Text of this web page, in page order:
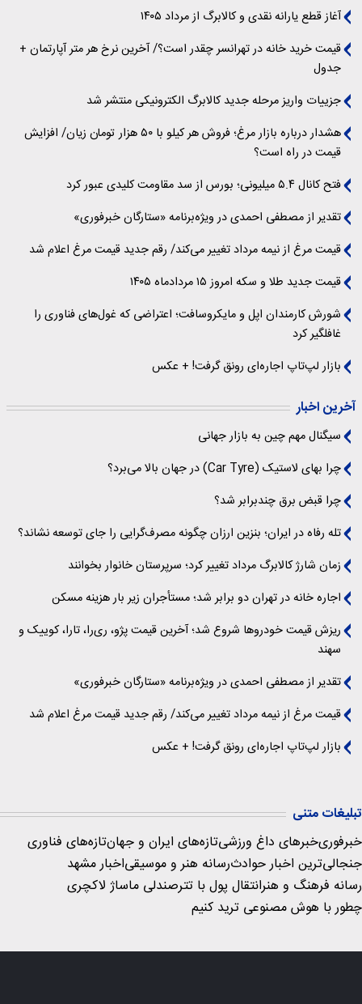
آغاز قطع یارانه نقدی و کالابرگ از مرداد ۱۴۰۵
قیمت خرید خانه در تهرانسر چقدر است؟/ آخرین نرخ هر متر آپارتمان +
جدول
جزییات واریز مرحله جدید کالابرگ الکترونیکی منتشر شد
هشدار درباره بازار مرغ؛ فروش هر کیلو با ۵۰ هزار تومان زیان/ افزایش
قیمت در راه است؟
فتح کانال ۵.۴ میلیونی؛ بورس از سد مقاومت کلیدی عبور کرد
تقدیر از مصطفی احمدی در ویژه‌برنامه «ستارگان خبرفوری»
قیمت مرغ از نیمه مرداد تغییر می‌کند/ رقم جدید قیمت مرغ اعلام شد
قیمت جدید طلا و سکه امروز ۱۵ مردادماه ۱۴۰۵
شورش کارمندان اپل و مایکروسافت؛ اعتراضی که غول‌های فناوری را
غافلگیر کرد
بازار لپ‌تاپ اجاره‌ای رونق گرفت! + عکس
آخرین اخبار
سیگنال‌ مهم چین به بازار جهانی
چرا بهای لاستیک (Car Tyre) در جهان بالا می‌برد؟
چرا قبض برق چندبرابر شد؟
تله رفاه در ایران؛ بنزین ارزان چگونه مصرف‌گرایی را جای توسعه نشاند؟
زمان شارژ کالابرگ مرداد تغییر کرد؛ سرپرستان خانوار بخوانند
اجاره خانه در تهران دو برابر شد؛ مستأجران زیر بار هزینه مسکن
ریزش قیمت خودروها شروع شد؛ آخرین قیمت پژو، ری‌را، تارا، کوییک و
سهند
تقدیر از مصطفی احمدی در ویژه‌برنامه «ستارگان خبرفوری»
قیمت مرغ از نیمه مرداد تغییر می‌کند/ رقم جدید قیمت مرغ اعلام شد
بازار لپ‌تاپ اجاره‌ای رونق گرفت! + عکس
تبلیغات متنی
خبرفوریخبرهای داغ ورزشیتازه‌های ایران و جهانتازه‌های فناوری
جنجالی‌ترین اخبار حوادثرسانه هنر و موسیقیاخبار مشهد
رسانه فرهنگ و هنرانتقال پول با تترصندلی ماساژ لاکچری
چطور با هوش مصنوعی ترید کنیم